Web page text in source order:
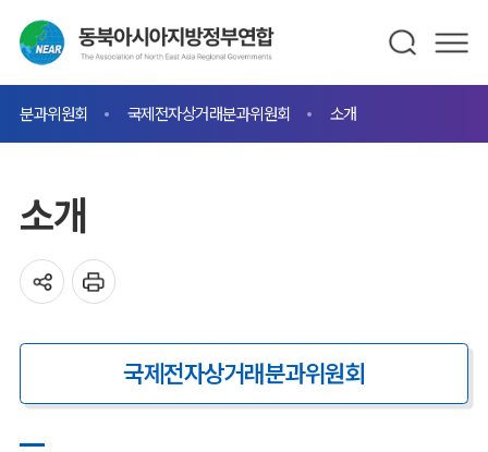
분과위원회 국제전자상거래분과위원회 소개
소개
국제전자상거래분과위원회